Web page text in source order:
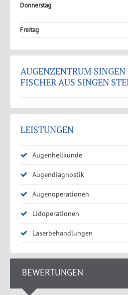
Donnerstag
Freitag
AUGENZENTRUM SINGEN
FISCHER AUS SINGEN
LEISTUNGEN
Augenheilkunde
Augendiagnostik
Augenoperationen
Lidoperationen
Laserbehandlungen
BEWERTUNGEN